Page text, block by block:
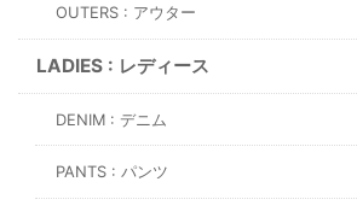
OUTERS : アウター
LADIES : レディース
DENIM : デニム
PANTS : パンツ